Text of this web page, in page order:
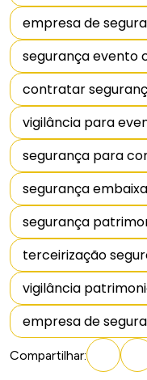
empresa de
segurança evento
contratar
vigilância para
segurança para
segurança
segurança
terceirização
vigilância
empresa de
Compartilhar: